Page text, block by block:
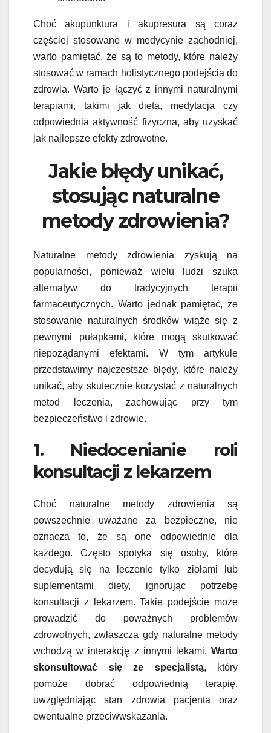
Choć akupunktura i akupresura są coraz
częściej stosowane w medycynie zachodniej,
warto pamiętać, że są to metody, które należy
stosować w ramach holistycznego podejścia do
zdrowia. Warto je łączyć z innymi naturalnymi
terapiami, takimi jak dieta, medytacja czy
odpowiednia aktywność fizyczna, aby uzyskać
jak najlepsze efekty zdrowotne.
Jakie błędy unikać,
stosując naturalne
metody zdrowienia?
Naturalne metody zdrowienia zyskują na
popularności, ponieważ wielu ludzi szuka
alternatyw do tradycyjnych terapii
farmaceutycznych. Warto jednak pamiętać, że
stosowanie naturalnych środków wiąże się z
pewnymi pułapkami, które mogą skutkować
niepożądanymi efektami. W tym artykule
przedstawimy najczęstsze błędy, które należy
unikać, aby skutecznie korzystać z naturalnych
metod leczenia, zachowując przy tym
bezpieczeństwo i zdrowie.
1. Niedocenianie roli
konsultacji z lekarzem
Choć naturalne metody zdrowienia są
powszechnie uważane za bezpieczne, nie
oznacza to, że są one odpowiednie dla
każdego. Często spotyka się osoby, które
decydują się na leczenie tylko ziołami lub
suplementami diety, ignorując potrzebę
konsultacji z lekarzem. Takie podejście może
prowadzić do poważnych problemów
zdrowotnych, zwłaszcza gdy naturalne metody
wchodzą w interakcję z innymi lekami. Warto
skonsultować się ze specjalistą, który
pomoże dobrać odpowiednią terapię,
uwzględniając stan zdrowia pacjenta oraz
ewentualne przeciwwskazania.